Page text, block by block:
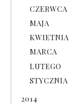
CZERWCA
MAJA
KWIETNIA
MARCA
LUTEGO
STYCZNIA
2014